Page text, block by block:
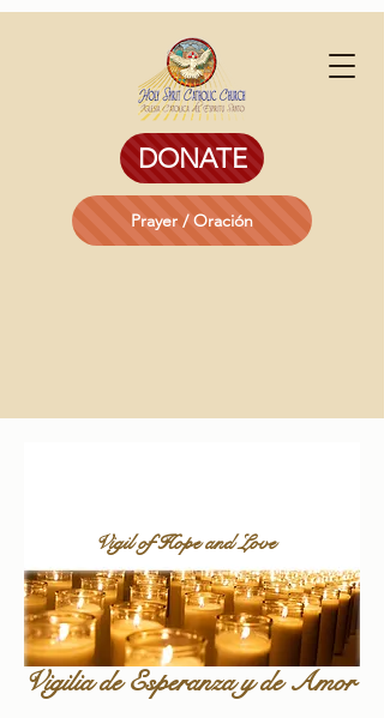
DONATE
Prayer / Oración
Vigil of Hope and Love
Vigilia de Esperanza y de Amor